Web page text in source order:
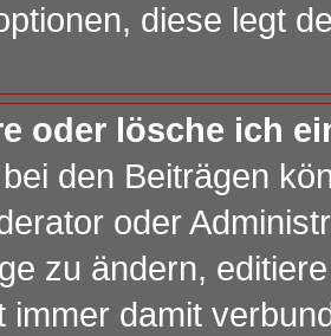
diese legt
oder lösche ich
den Beiträgen
oder
zu ändern,
immer damit